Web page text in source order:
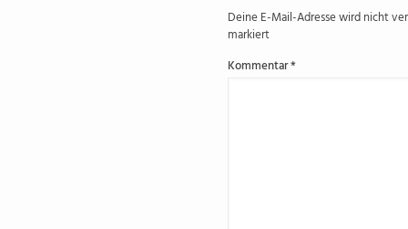
Deine E-Mail-Adresse wird nicht
markiert
Kommentar*